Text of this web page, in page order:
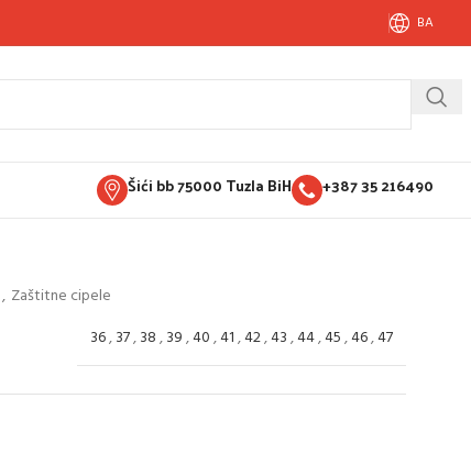
BA
Šići bb 75000 Tuzla BiH +387 35 216490
, Zaštitne cipele
36,37,38,39,40,41,42,43,44,45,46,47